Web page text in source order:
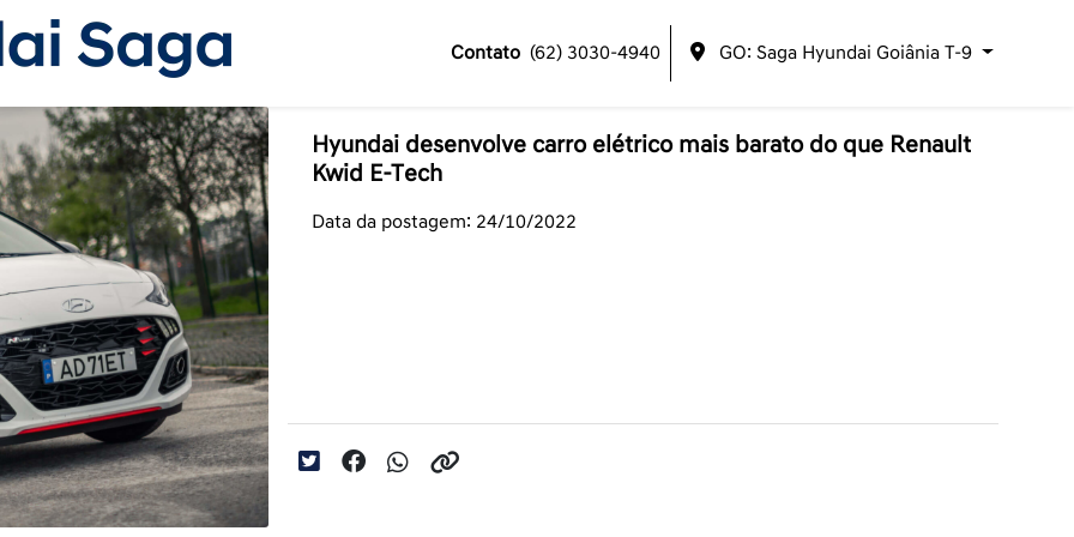
Contato (62) 3030-4940 GO: Saga Hyundai Goiânia T-9
Hyundai desenvolve carro elétrico mais barato do que Renault
Kwid E-Tech
Data da postagem: 24/10/2022